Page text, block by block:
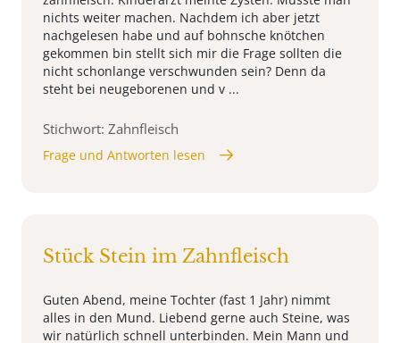
nichts weiter machen. Nachdem ich aber jetzt
nachgelesen habe und auf bohnsche knötchen
gekommen bin stellt sich mir die Frage sollten die
nicht schonlange verschwunden sein? Denn da
steht bei neugeborenen und v ...
Stichwort: Zahnfleisch
Frage und Antworten lesen
Stück Stein im Zahnfleisch
Guten Abend, meine Tochter (fast 1 Jahr) nimmt
alles in den Mund. Liebend gerne auch Steine, was
wir natürlich schnell unterbinden. Mein Mann und